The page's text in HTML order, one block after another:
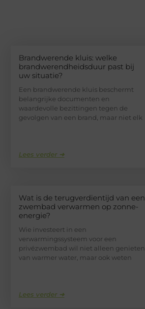
Brandwerende kluis: welke
brandwerendheidsduur past bij
uw situatie?
Een brandwerende kluis beschermt
belangrijke documenten en
waardevolle bezittingen tegen de
gevolgen van een brand, maar niet elk
Lees verder ➜
Wat is de terugverdientijd van een
zwembad verwarmen op zonne-
energie?
Wie investeert in een
verwarmingssysteem voor een
privézwembad wil niet alleen genieten
van warmer water, maar ook weten
Lees verder ➜